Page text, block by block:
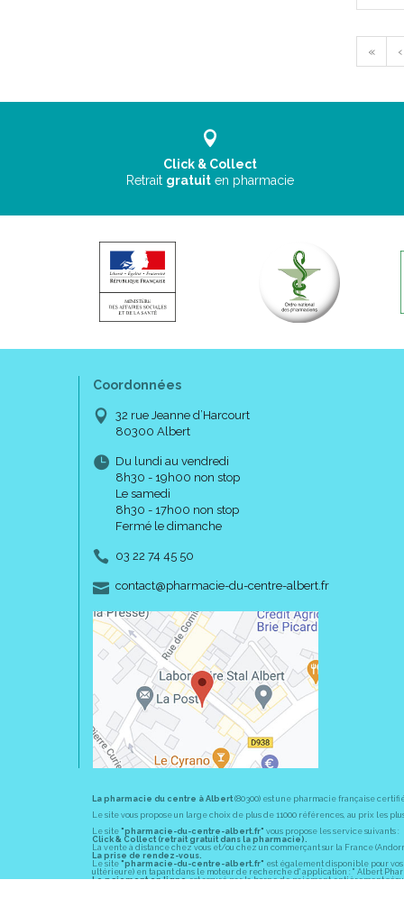
« ‹
Click & Collect
Retrait gratuit en pharmacie
Coordonnées
32 rue Jeanne d’Harcourt
80300 Albert
Du lundi au vendredi
8h30 - 19h00 non stop
Le samedi
8h30 - 17h00 non stop
Fermé le dimanche
03 22 74 45 50
contact-
@-
pharmacie-du-centre-albert.fr
La pharmacie du centre à Albert (80300) est une pharmacie française
Le site vous propose un large choix de plus de 11000 références, au prix les
Le site "pharmacie-du-centre-albert.fr" vous propose les service suivants :
Click & Collect (retrait gratuit dans la pharmacie).
La vente à distance chez vous et/ou chez un commerçant sur la France
La prise de rendez-vous.
Le site "pharmacie-du-centre-albert.fr" est également disponible pour
ultérieure) en tapant dans le moteur de recherche d' application : " Albert
Le paiement en ligneest assuré par la borne de paiement entièrement